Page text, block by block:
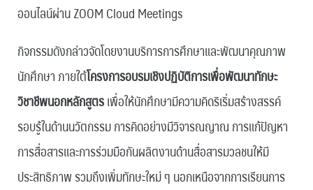
ออนไลน์ผ่าน ZOOM Cloud Meetings
กิจกรรมดังกล่าวจัดโดยงานบริการการศึกษาและพัฒนาคุณภาพ
นักศึกษา ภายใต้โครงการอบรมเชิงปฏิบัติการเพื่อพัฒนาทักษะ
วิชาชีพนอกหลักสูตรเพื่อให้นักศึกษามีความคิดริเริ่มสร้างสรรค์
รอบรู้ในด้านนวัตกรรม การคิดอย่างมีวิจารณญาณ การแก้ปัญหา
การสื่อสารและการร่วมมือกันผลิตงานด้านสื่อสารมวลชนให้มี
ประสิทธิภาพ รวมถึงเพิ่มทักษะใหม่ ๆ นอกเหนือจากการเรียนการ